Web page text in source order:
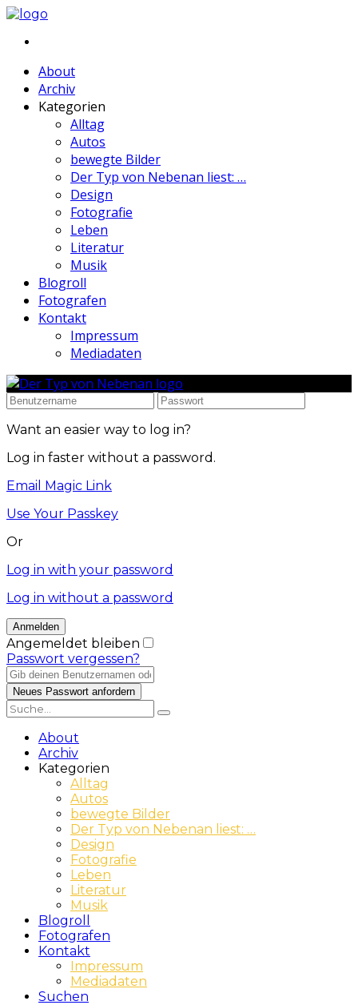
About
Archiv
Kategorien
Alltag
Autos
bewegte Bilder
Der Typ von Nebenan liest: …
Design
Fotografie
Leben
Literatur
Musik
Blogroll
Fotografen
Kontakt
Impressum
Mediadaten
Want an easier way to log in?
Log in faster without a password.
Email Magic Link
Use Your Passkey
Or
Log in with your password
Log in without a password
Angemeldet bleiben
Passwort vergessen?
About
Archiv
Kategorien
Alltag
Autos
bewegte Bilder
Der Typ von Nebenan liest: …
Design
Fotografie
Leben
Literatur
Musik
Blogroll
Fotografen
Kontakt
Impressum
Mediadaten
Suchen